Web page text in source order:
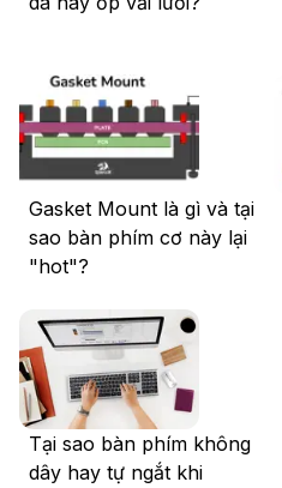
Gasket Mount là gì và tại
sao bàn phím cơ này lại
"hot"?
Tại sao bàn phím không
dây hay tự ngắt khi